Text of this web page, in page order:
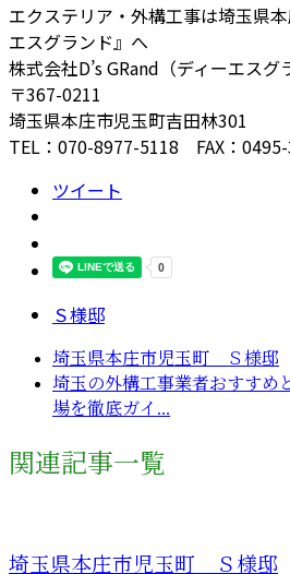
エクステリア・外構工事は埼玉県
エスグランド』へ
株式会社D’s GRand（ディーエスグ
〒367-0211
埼玉県本庄市児玉町吉田林301
TEL：070-8977-5118 FAX：
ツイート
Ｓ様邸
埼玉県本庄市児玉町 Ｓ様邸
埼玉の外構工事業者おすすめ
場を徹底ガイ...
関連記事一覧
埼玉県本庄市児玉町 Ｓ様邸